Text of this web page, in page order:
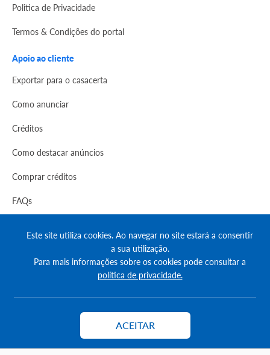
Politica de Privacidade
Termos & Condições do portal
Apoio ao cliente
Exportar para o casacerta
Como anunciar
Créditos
Como destacar anúncios
Comprar créditos
FAQs
Simulador de Crédito
Redes sociais
Este site utiliza cookies. Ao navegar no site estará a consentir
a sua utilização.
Para mais informações sobre os cookies pode consultar a
política de privacidade.
ACEITAR